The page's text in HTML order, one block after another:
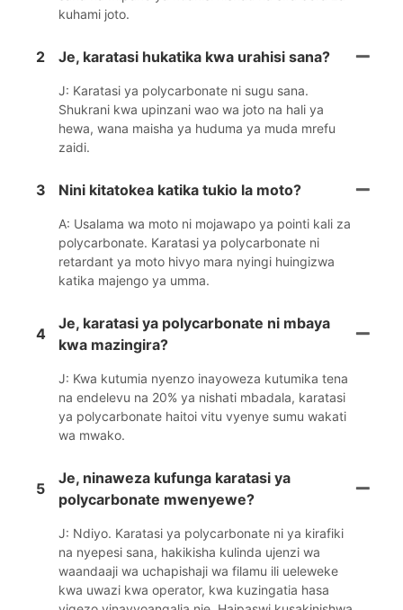
kuhami joto.
2 Je, karatasi hukatika kwa urahisi sana?
J: Karatasi ya polycarbonate ni sugu sana.
Shukrani kwa upinzani wao wa joto na hali ya
hewa, wana maisha ya huduma ya muda mrefu
zaidi.
3 Nini kitatokea katika tukio la moto?
A: Usalama wa moto ni mojawapo ya pointi kali za
polycarbonate. Karatasi ya polycarbonate ni
retardant ya moto hivyo mara nyingi huingizwa
katika majengo ya umma.
4
Je, karatasi ya polycarbonate ni mbaya
kwa mazingira?
J: Kwa kutumia nyenzo inayoweza kutumika tena
na endelevu na 20% ya nishati mbadala, karatasi
ya polycarbonate haitoi vitu vyenye sumu wakati
wa mwako.
5
Je, ninaweza kufunga karatasi ya
polycarbonate mwenyewe?
J: Ndiyo. Karatasi ya polycarbonate ni ya kirafiki
na nyepesi sana, hakikisha kulinda ujenzi wa
waandaaji wa uchapishaji wa filamu ili ueleweke
kwa uwazi kwa operator, kwa kuzingatia hasa